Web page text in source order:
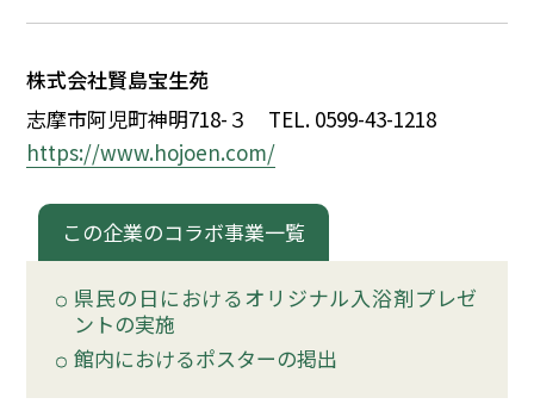
株式会社賢島宝生苑
志摩市阿児町神明718- ３
TEL. 0599-43-1218
https://www.hojoen.com/
この企業のコラボ事業一覧
県民の日におけるオリジナル入浴剤プレゼ
ントの実施
館内におけるポスターの掲出